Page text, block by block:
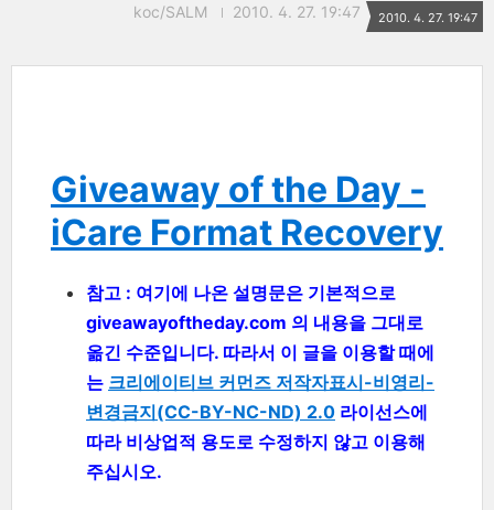
koc/SALM 2010. 4. 27. 19:47 2010. 4. 27. 19:47
Giveaway of the Day -
iCare Format Recovery
참고 : 여기에 나온 설명문은 기본적으로
giveawayoftheday.com 의 내용을 그대로
옮긴 수준입니다. 따라서 이 글을 이용할 때에
는 크리에이티브 커먼즈 저작자표시-비영리-
변경금지(CC-BY-NC-ND) 2.0 라이선스에
따라 비상업적 용도로 수정하지 않고 이용해
주십시오.